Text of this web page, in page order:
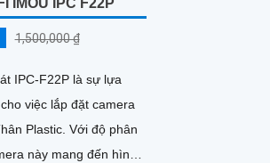
IMOU IPC F22P
1,500,000 ₫
IPC-F22P là sự lựa
việc lắp đặt camera
Với độ phân
này mang đến hình